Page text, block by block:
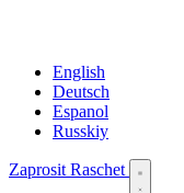
English
Deutsch
Espanol
Russkiy
Zaprosit Raschet